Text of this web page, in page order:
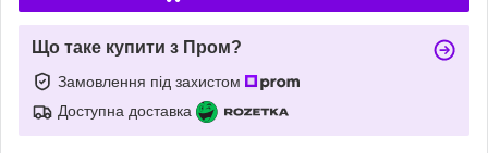
Що таке купити з Пром?
Замовлення під захистом
Доступна доставка